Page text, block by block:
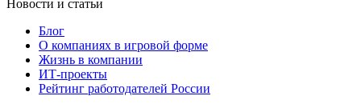
Новости и статьи
Блог
О компаниях в игровой форме
Жизнь в компании
ИТ-проекты
Рейтинг работодателей России